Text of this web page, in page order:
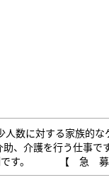
人数に対する家族的
、介護を行う仕事
制です。 【 急